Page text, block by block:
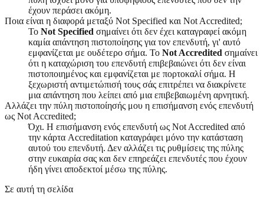
έχουν περάσει ακόμη.
Ποια είναι η διαφορά μεταξύ Not Specified και Not Accredited;
Το Not Specified σημαίνει ότι δεν έχει καταγραφεί ακόμη
καμία απάντηση πιστοποίησης για τον επενδυτή, γι' αυτό
εμφανίζεται με ουδέτερο σήμα. Το Not Accredited σημαίνει
ότι η καταχώριση του επενδυτή επιβεβαιώνει ότι δεν είναι
πιστοποιημένος και εμφανίζεται με πορτοκαλί σήμα. Η
ξεχωριστή αντιμετώπισή τους σάς επιτρέπει να διακρίνετε
μια απάντηση που λείπει από μια επιβεβαιωμένη αρνητική.
Αλλάζει την πύλη πιστοποίησής μου η επισήμανση ενός επενδυτή
ως Not Accredited;
Όχι. Η επισήμανση ενός επενδυτή ως Not Accredited από
την κάρτα Accreditation καταγράφει μόνο την κατάσταση
αυτού του επενδυτή. Δεν αλλάζει τις ρυθμίσεις της πύλης
στην ευκαιρία σας και δεν επηρεάζει επενδυτές που έχουν
ήδη γίνει αποδεκτοί μέσω της πύλης.
Σε αυτή τη σελίδα